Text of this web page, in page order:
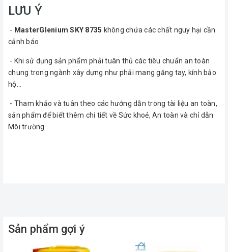
LƯU Ý
- MasterGlenium SKY 8735 không chứa các chất nguy hại cần
cảnh báo
- Khi sử dụng sản phẩm phải tuân thủ các tiêu chuẩn an toàn
chung trong ngành xây dựng như phải mang găng tay, kính bảo
hộ...
- Tham khảo và tuân theo các hướng dẫn trong tài liệu an toàn,
sản phẩm để biết thêm chi tiết về Sức khoẻ, An toàn và chỉ dẫn
Môi trường
Sản phẩm gợi ý